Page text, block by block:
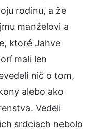
rodinu, a že
manželovi a
ktoré Jahve
mali len
nič o tom,
alebo ako
Vedeli
srdciach nebolo